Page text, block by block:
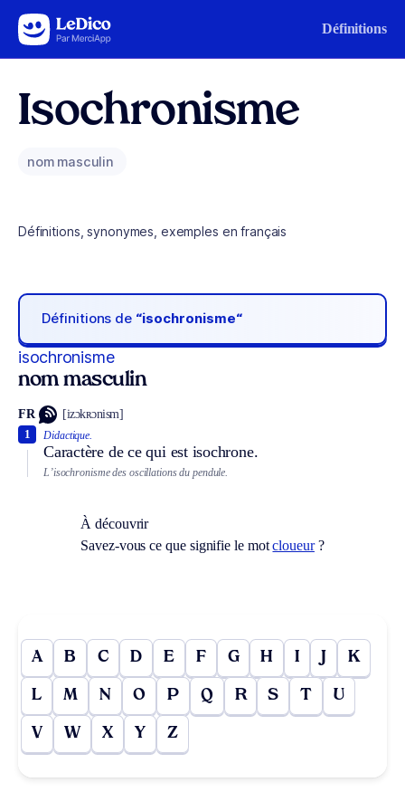
Aller au contenu Définitions
Isochronisme
nom masculin
Définitions, synonymes, exemples en français
Définitions de “isochronisme“
isochronisme
nom masculin
FR [izɔkʀɔnism]
Didactique.
Caractère de ce qui est isochrone.
1
L’isochronisme des oscillations du pendule.
À découvrir
Savez-vous ce que signifie le motcloueur?
A B C D E F G H I J K
L M N O P Q R S T U
V W X Y Z